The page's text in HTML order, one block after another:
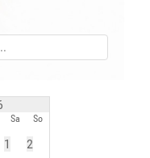
Sa So
1
2